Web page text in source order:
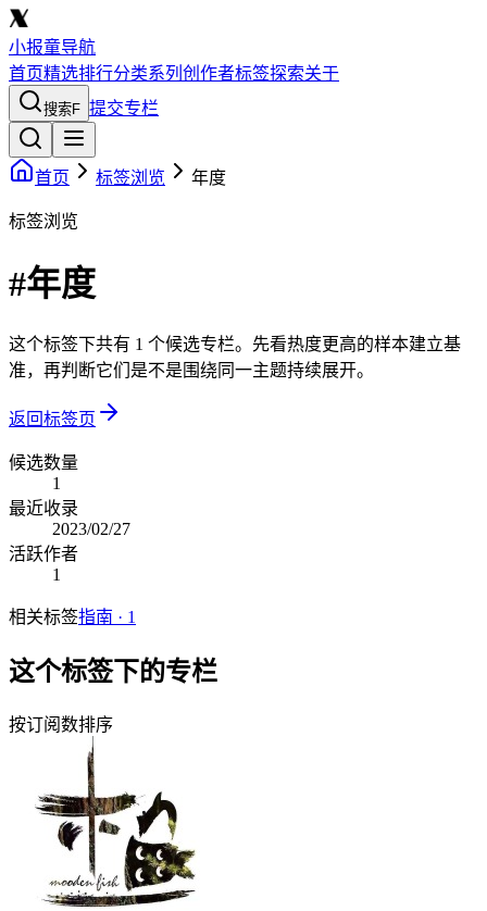
小报童导航
首页精选排行分类系列 创作者标签探索关于
搜索F 提交专栏
首页 标签浏览 年度
标签浏览
#年度
这个标签下共有 1 个候选专栏。先看热度更高的样本建立基
准，再判断它们是不是围绕同一主题持续展开。
返回标签页
候选数量
1
最近收录
2023/02/27
活跃作者
1
相关标签指南 · 1
这个标签下的专栏
按订阅数排序